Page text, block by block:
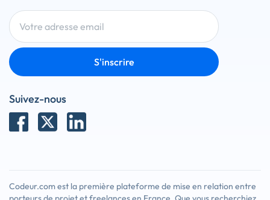
S'inscrire
Suivez-nous
Codeur.com est la première plateforme de mise en relation entre